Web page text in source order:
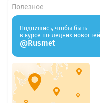
Полезное
Подпишись, чтобы быть
в курсе последних новостей
@Rusmet